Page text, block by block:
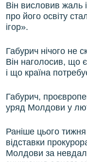
Він висловив жаль
про його освіту
ігор».
Габурич нічого не
Він наголосив, що
і що країна
Габурич,
уряд Молдови у
Раніше цього
відставки
Молдови за